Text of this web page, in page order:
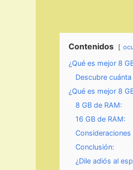
Contenidos
¿Qué es mejor 8
Descubre
¿Qué es mejor 8
8 GB de RAM:
16 GB de RAM:
Consideraciones
Conclusión:
¿Dile adiós al